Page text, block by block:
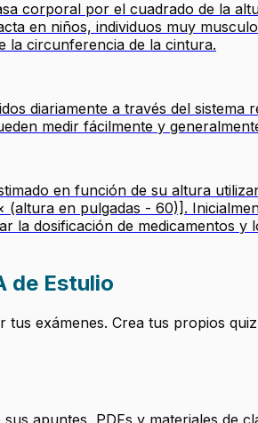
corporal por el cuadrado de la
en niños, individuos muy
la circunferencia de la cintura.
diariamente a través del
medir fácilmente y
en función de su altura
en pulgadas - 60)].
la dosificación de medicamentos
de Estulio
exámenes. Crea tus propios
sus apuntes, PDFs y materiales de